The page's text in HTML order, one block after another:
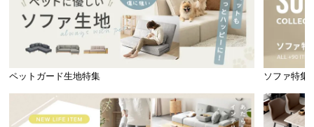
自動OFF 5分
通知を聞き逃さない通音性
ペットガード生地特集 ソファ特集